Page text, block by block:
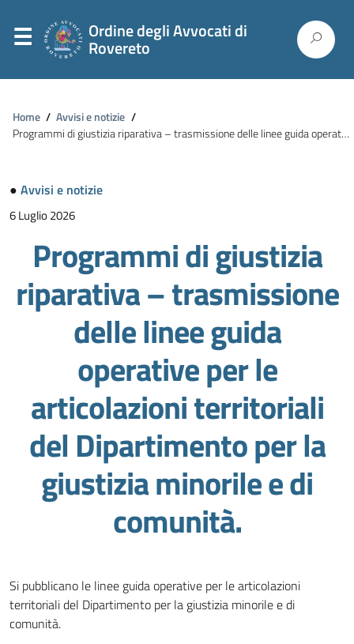
Ordine degli Avvocati di
Rovereto
Home / Avvisi e notizie /
Programmi di giustizia riparativa – trasmissione delle linee guida operative per le articolazioni territoriali del Dipartimento per la giustizia minorile e di comunità.
● Avvisi e notizie
6 Luglio 2026
Programmi di giustizia
riparativa – trasmissione
delle linee guida
operative per le
articolazioni territoriali
del Dipartimento per la
giustizia minorile e di
comunità.
Si pubblicano le linee guida operative per le articolazioni
territoriali del Dipartimento per la giustizia minorile e di
comunità.